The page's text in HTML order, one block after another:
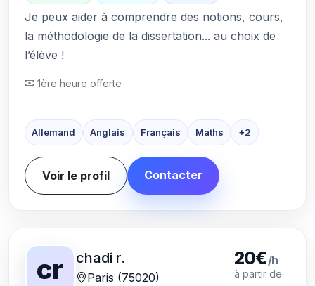
Je peux aider à comprendre des notions, cours,
la méthodologie de la dissertation... au choix de
l’élève !
1ère heure offerte
Allemand Anglais Français Maths +2
Voir le profil Contacter
cr chadi r.
Paris (75020)
20€/h
à partir de